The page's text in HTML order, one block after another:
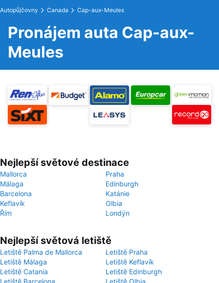
Autopůjčovny Canada Cap-aux-Meules
Pronájem auta Cap-aux-
Meules
Nejlepší světové destinace
Mallorca
Praha
Málaga
Edinburgh
Barcelona
Katánie
Keflavík
Olbia
Řím
Londýn
Nejlepší světová letiště
Letiště Palma de Mallorca
Letiště Praha
Letiště Málaga
Letiště Keflavík
Letiště Catania
Letiště Edinburgh
Letiště Barcelona
Letiště Olbia